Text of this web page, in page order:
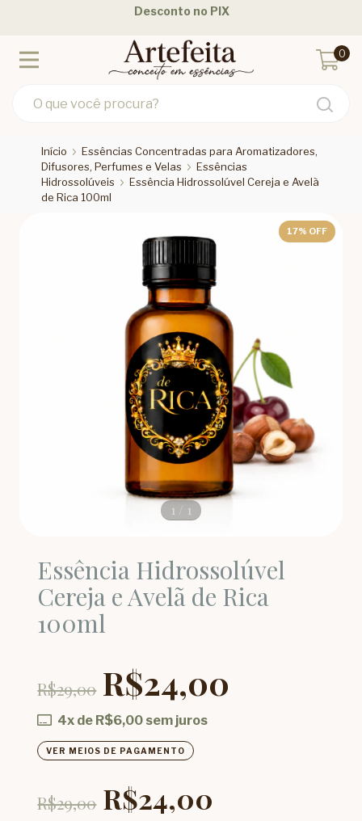
Desconto no PIX
0
Início
Essências Concentradas para Aromatizadores,
Difusores, Perfumes e Velas
Essências
Hidrossolúveis
Essência Hidrossolúvel Cereja e Avelã
de Rica 100ml
17% OFF
1 / 1
Essência Hidrossolúvel
Cereja e Avelã de Rica
100ml
R$29,00 R$24,00
4x de R$6,00 sem juros
VER MEIOS DE PAGAMENTO
R$29,00 R$24,00